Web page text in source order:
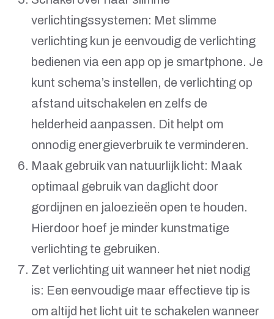
verlichtingssystemen: Met slimme
verlichting kun je eenvoudig de verlichting
bedienen via een app op je smartphone. Je
kunt schema’s instellen, de verlichting op
afstand uitschakelen en zelfs de
helderheid aanpassen. Dit helpt om
onnodig energieverbruik te verminderen.
Maak gebruik van natuurlijk licht: Maak
optimaal gebruik van daglicht door
gordijnen en jaloezieën open te houden.
Hierdoor hoef je minder kunstmatige
verlichting te gebruiken.
Zet verlichting uit wanneer het niet nodig
is: Een eenvoudige maar effectieve tip is
om altijd het licht uit te schakelen wanneer